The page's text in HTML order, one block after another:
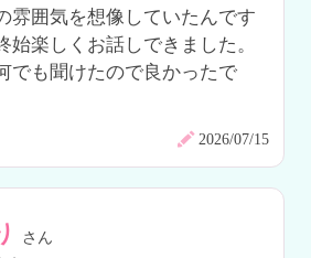
雰囲気を想像していたんです
始楽しくお話しできました。
でも聞けたので良かったで
2026/07/15
さん